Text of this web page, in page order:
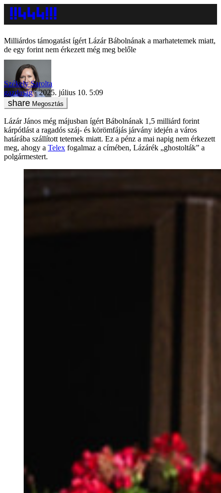
Milliárdos támogatást ígért Lázár Bábolnának a marhatetemek miatt,
de egy forint nem érkezett még meg belőle
Székely Sarolta
gazdaság
2025. július 10. 5:09
Megosztás
Lázár János még májusban ígért Bábolnának 1,5 milliárd forint
kárpótlást a ragadós száj- és körömfájás járvány idején a város
határába szállított tetemek miatt. Ez a pénz a mai napig nem érkezett
meg, ahogy a Telex fogalmaz a címében, Lázárék „ghostolták” a
polgármestert.